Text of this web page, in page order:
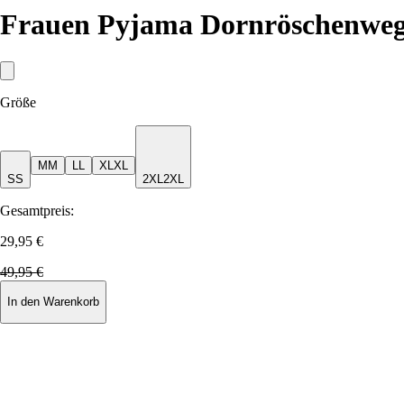
Frauen Pyjama
Größe
SS
M M XL XL
2XL 2XL
Gesamtpreis:
29,95 €
49,95 €
In den Warenkorb